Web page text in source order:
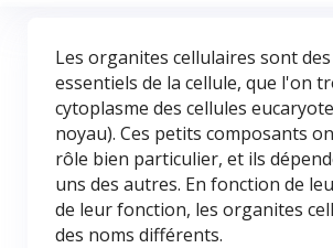
Les organites cellulaires sont
essentiels de la cellule, que l'on
cytoplasme des cellules
noyau). Ces petits composants
rôle bien particulier, et ils
uns des autres. En fonction de
de leur fonction, les organites
des noms différents.